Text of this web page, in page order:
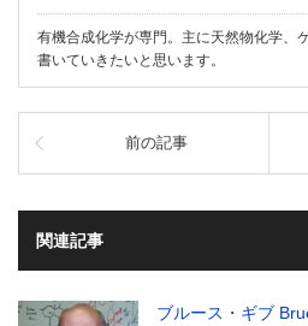
有機合成化学が専門。主に天然物化学、
書いていきたいと思います。
前の記事
関連記事
ブルース・ギブ